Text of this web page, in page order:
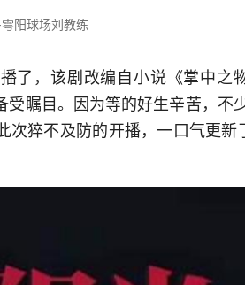
阳球场刘教练
了，该剧改编自小说《掌中之
瞩目。因为等的好生辛苦，不
次猝不及防的开播，一口气更